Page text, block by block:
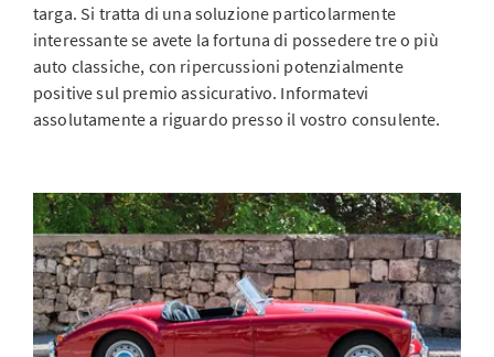
targa. Si tratta di una soluzione particolarmente
interessante se avete la fortuna di possedere tre o più
auto classiche, con ripercussioni potenzialmente
positive sul premio assicurativo. Informatevi
assolutamente a riguardo presso il vostro consulente.